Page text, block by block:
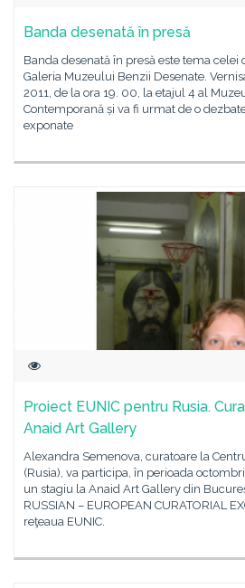
Banda desenată în presă
Banda desenată în presă este tema celei
Galeria Muzeului Benzii Desenate.
2011, de la ora 19. 00, la etajul 4 al
Contemporană și va fi urmat de o
exponate
Proiect EUNIC pentru Rusia.
Anaid Art Gallery
Alexandra Semenova, curatoare la
(Rusia), va participa, în perioada
un stagiu la Anaid Art Gallery din
RUSSIAN – EUROPEAN CURATORIAL
reţeaua EUNIC.